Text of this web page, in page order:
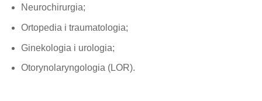
Neurochirurgia;
Ortopedia i traumatologia;
Ginekologia i urologia;
Otorynolaryngologia (LOR).